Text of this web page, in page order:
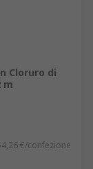
Cloruro di
m
€/confezione